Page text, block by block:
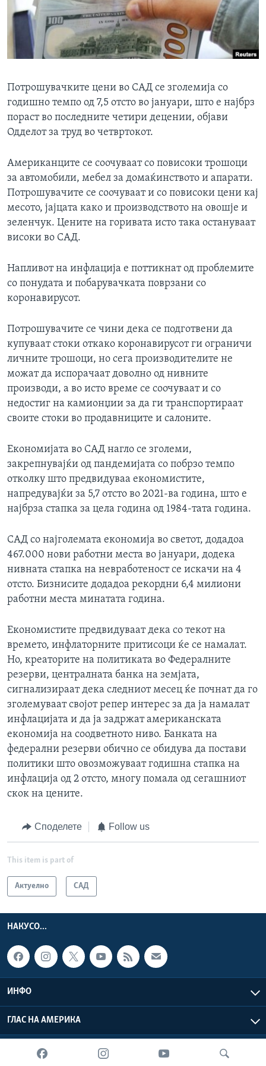
ИНТЕРВЈУА
Јазици
Потрошувачките цени во САД се зголемија со
годишно темпо од 7,5 отсто во јануари, што е најбрз
пораст во последните четири децении, објави
Одделот за труд во четвртокот.
Американците се соочуваат со повисоки трошоци
за автомобили, мебел за домаќинството и апарати.
Потрошувачите се соочуваат и со повисоки цени кај
месото, јајцата како и производството на овошје и
зеленчук. Цените на горивата исто така остануваат
високи во САД.
Напливот на инфлација е поттикнат од проблемите
со понудата и побарувачката поврзани со
коронавирусот.
Потрошувачите се чини дека се подготвени да
купуваат стоки откако коронавирусот ги ограничи
личните трошоци, но сега производителите не
можат да испорачаат доволно од нивните
производи, а во исто време се соочуваат и со
недостиг на камионџии за да ги транспортираат
своите стоки во продавниците и салоните.
Економијата во САД нагло се зголеми,
закрепнувајќи од пандемијата со побрзо темпо
отколку што предвидуваа економистите,
напредувајќи за 5,7 отсто во 2021-ва година, што е
најбрза стапка за цела година од 1984-тата година.
САД со најголемата економија во светот, додадоа
467.000 нови работни места во јануари, додека
нивната стапка на невработеност се искачи на 4
отсто. Бизнисите додадоа рекордни 6,4 милиони
работни места минатата година.
Економистите предвидуваат дека со текот на
времето, инфлаторните притисоци ќе се намалат.
Но, креаторите на политиката во Федералните
резерви, централната банка на земјата,
сигнализираат дека следниот месец ќе почнат да го
зголемуваат својот репер интерес за да ја намалат
инфлацијата и да ја задржат американската
економија на соодветното ниво. Банката на
федерални резерви обично се обидува да постави
политики што овозможуваат годишна стапка на
инфлација од 2 отсто, многу помала од сегашниот
скок на цените.
Споделете Follow us
This item is part of
Актуелно САД
НАКУСО...
ИНФО
ГЛАС НА АМЕРИКА
Глас на Америка © 2026 VOA, Inc. Сите права задржани.